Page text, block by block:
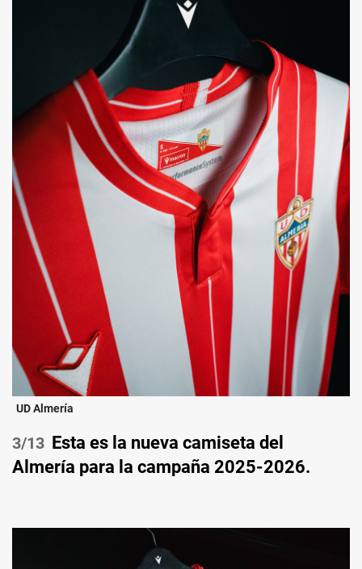
UD Almería
/13 Esta es la nueva camiseta del
Almería para la campaña 2025-2026.